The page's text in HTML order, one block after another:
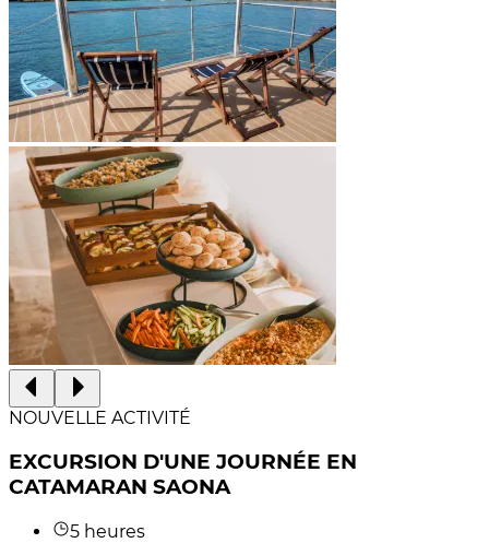
NOUVELLE ACTIVITÉ
EXCURSION D'UNE JOURNÉE EN
CATAMARAN SAONA
5 heures